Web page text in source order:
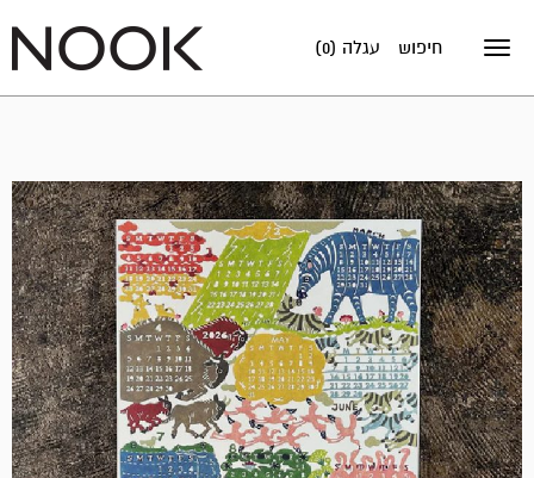
Toggle
עגלה (0) חיפוש
מבצע!